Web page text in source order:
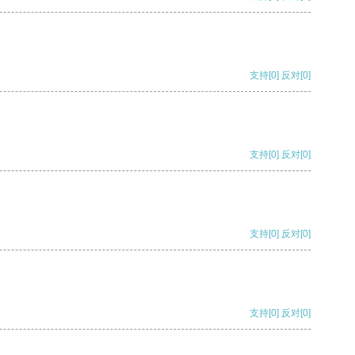
支持[0] 反对[0]
支持[0] 反对[0]
支持[0] 反对[0]
支持[0] 反对[0]